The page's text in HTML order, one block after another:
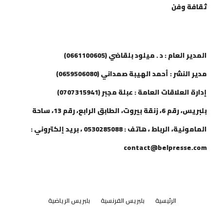
ثقافة وفن
المدير العام : د . ميلود بلقاضي (0661100605)
مدير النشر : أحمد الهيبة صمداني (0659506080)
إدارة العلاقات العامة : عبلة مجبر (0707315941)
بلبريس، رقم 6، زنقة بيروت، الطابق الرابع، رقم 13، ساحة
المامونية، الرباط ، هاتف : 0530285088 ، بريد إلكتروني :
contact@belpresse.com
الرئيسية بلبريس الفرنسية بلبريس الرياضية